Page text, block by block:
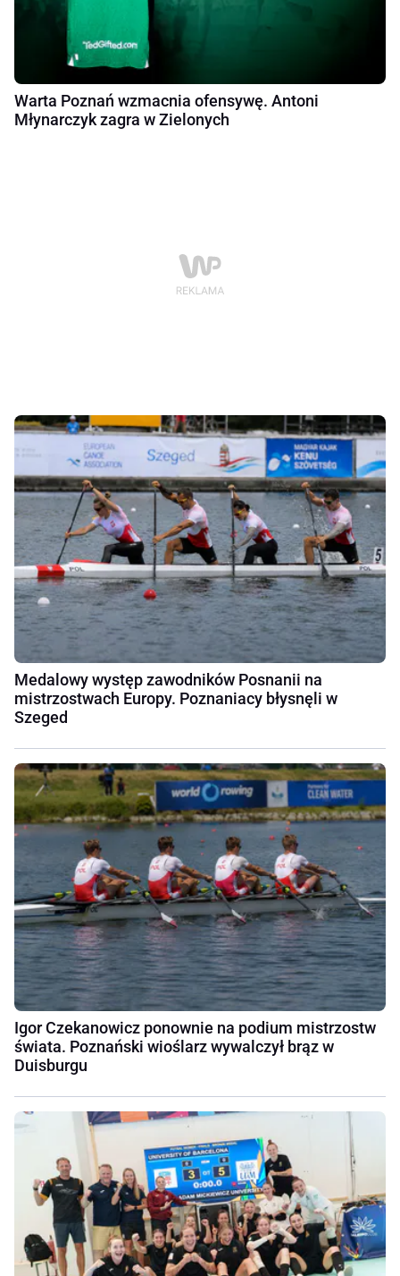
Warta Poznań wzmacnia ofensywę. Antoni
Młynarczyk zagra w Zielonych
Medalowy występ zawodników Posnanii na
mistrzostwach Europy. Poznaniacy błysnęli w
Szeged
Igor Czekanowicz ponownie na podium mistrzostw
świata. Poznański wioślarz wywalczył brąz w
Duisburgu